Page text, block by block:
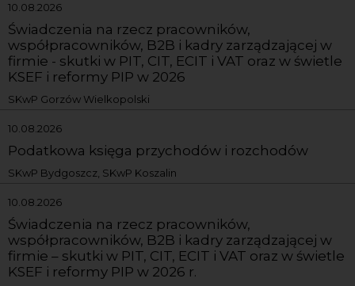
10.08.2026
Świadczenia na rzecz pracowników,
współpracowników, B2B i kadry zarządzającej w
firmie - skutki w PIT, CIT, ECIT i VAT oraz w świetle
KSEF i reformy PIP w 2026
SKwP Gorzów Wielkopolski
10.08.2026
Podatkowa księga przychodów i rozchodów
SKwP Bydgoszcz, SKwP Koszalin
10.08.2026
Świadczenia na rzecz pracowników,
współpracowników, B2B i kadry zarządzającej w
firmie – skutki w PIT, CIT, ECIT i VAT oraz w świetle
KSEF i reformy PIP w 2026 r.